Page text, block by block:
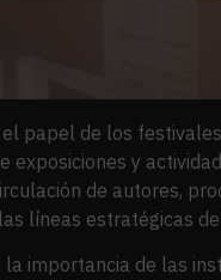
papel de los
exposiciones y
de autores,
líneas estratégicas
la importancia de las